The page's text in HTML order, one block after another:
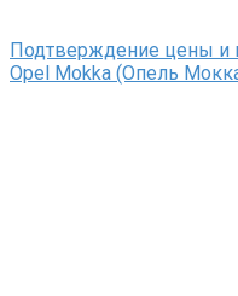
Подтверждение цены и
Opel Mokka (Опель